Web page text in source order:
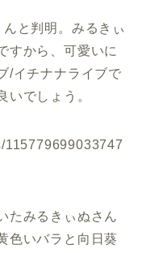
と判明。みるきぃ
すから、可愛いに
/イチナナライブで
いでしょう。
たみるきぃぬさん
色いバラと向日葵